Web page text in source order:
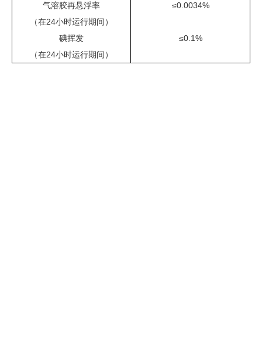
气溶胶再悬浮率
（在24小时运行期间）
≤0.0034%
碘挥发
（在24小时运行期间）
≤0.1%